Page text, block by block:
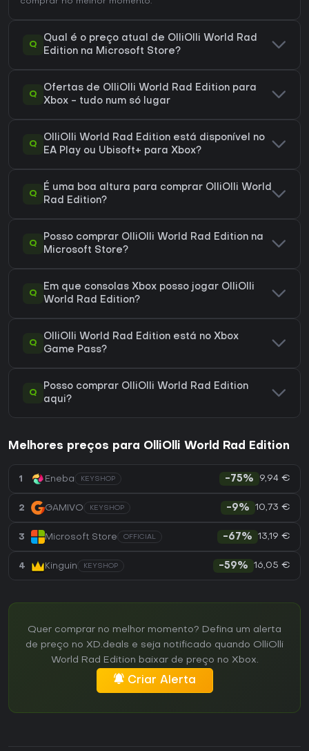
Q
Qual é o preço atual de OlliOlli World Rad
Edition na Microsoft Store?
Q
Ofertas de OlliOlli World Rad Edition para
Xbox - tudo num só lugar
Q
OlliOlli World Rad Edition está disponível no
EA Play ou Ubisoft+ para Xbox?
Q
É uma boa altura para comprar OlliOlli World
Rad Edition?
Q
Posso comprar OlliOlli World Rad Edition na
Microsoft Store?
Q
Em que consolas Xbox posso jogar OlliOlli
World Rad Edition?
Q
OlliOlli World Rad Edition está no Xbox
Game Pass?
Q
Posso comprar OlliOlli World Rad Edition
aqui?
Melhores preços para OlliOlli World Rad Edition
1 Eneba KEYSHOP -75% 9,94 €
2 GAMIVO KEYSHOP -9% 10,73 €
3 Microsoft Store OFFICIAL -67% 13,19 €
4 Kinguin KEYSHOP -59% 16,05 €
Quer comprar no melhor momento? Defina um alerta
de preço no XD.deals e seja notificado quando OlliOlli
World Rad Edition baixar de preço no Xbox.
Criar Alerta